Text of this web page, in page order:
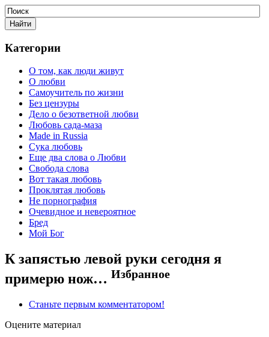
Категории
О том, как люди живут
О любви
Самоучитель по жизни
Без цензуры
Дело о безответной любви
Любовь сада-маза
Made in Russia
Сука любовь
Еще два слова о Любви
Свобода слова
Вот такая любовь
Проклятая любовь
Не порнография
Очевидное и невероятное
Бред
Мой Бог
К запястью левой руки сегодня я
примерю нож… Избранное
Станьте первым комментатором!
Оцените материал